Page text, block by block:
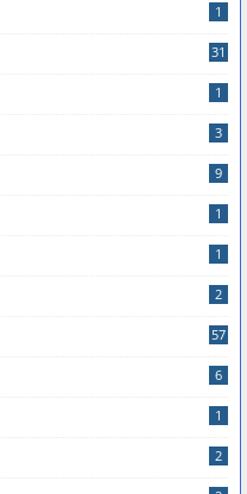
1
31
1
3
9
1
1
2
57
6
1
2